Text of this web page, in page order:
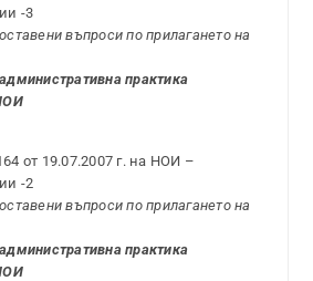
-3
въпроси по прилагането на
административна практика
от 19.07.2007 г. на НОИ –
-2
въпроси по прилагането на
административна практика